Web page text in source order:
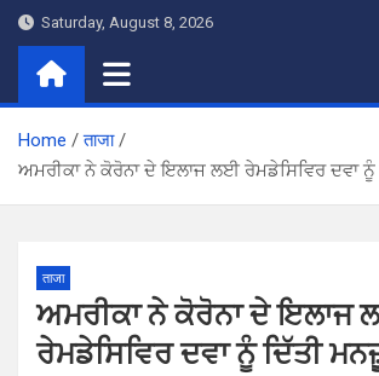
Skip
content
Saturday, August 8, 2026
Home
ताजा
ਅਮਰੀਕਾ ਨੇ ਕੋਰੋਨਾ ਦੇ ਇਲਾਜ ਲਈ ਰੇਮਡੇਸਿਵਿਰ ਦਵਾ ਨੂੰ
ताजा
ਅਮਰੀਕਾ ਨੇ ਕੋਰੋਨਾ ਦੇ ਇਲਾਜ
ਰੇਮਡੇਸਿਵਿਰ ਦਵਾ ਨੂੰ ਦਿੱਤੀ